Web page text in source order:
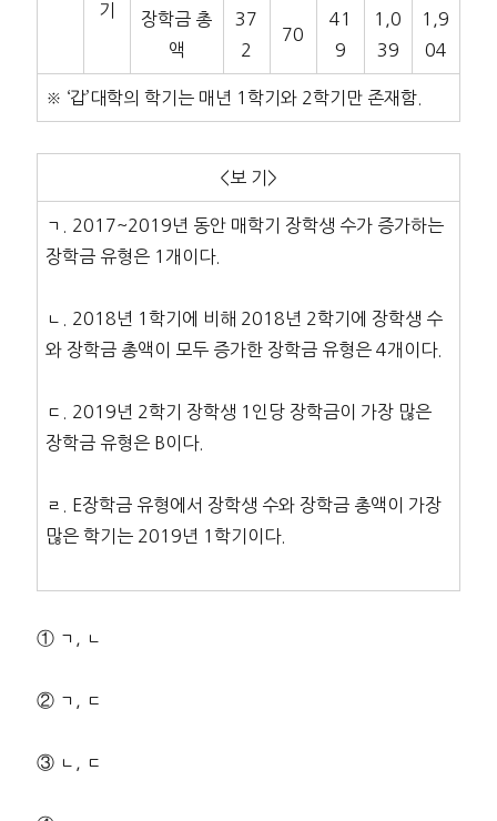
기
장학금 총
액
37
2
70
41
9
1,0
39
1,9
04
※ ‘갑’대학의 학기는 매년 1학기와 2학기만 존재함.
<보 기>
ㄱ. 2017~2019년 동안 매학기 장학생 수가 증가하는
장학금 유형은 1개이다.
ㄴ. 2018년 1학기에 비해 2018년 2학기에 장학생 수
와 장학금 총액이 모두 증가한 장학금 유형은 4개이다.
ㄷ. 2019년 2학기 장학생 1인당 장학금이 가장 많은
장학금 유형은 B이다.
ㄹ. E장학금 유형에서 장학생 수와 장학금 총액이 가장
많은 학기는 2019년 1학기이다.
① ㄱ, ㄴ
② ㄱ, ㄷ
③ ㄴ, ㄷ